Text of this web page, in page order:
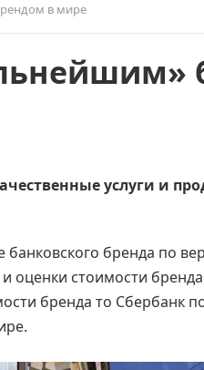
в мире
услуги и
бренда по
оценки стоимости
бренда то Сбербанк